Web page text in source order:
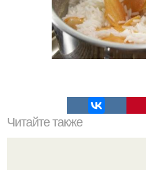
Читайте также